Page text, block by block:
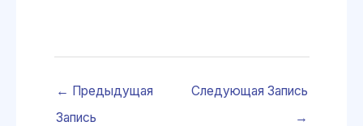
← Предыдущая
Запись
Следующая Запись
→